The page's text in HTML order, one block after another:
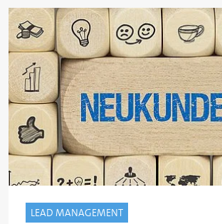
LEAD MANAGEMENT